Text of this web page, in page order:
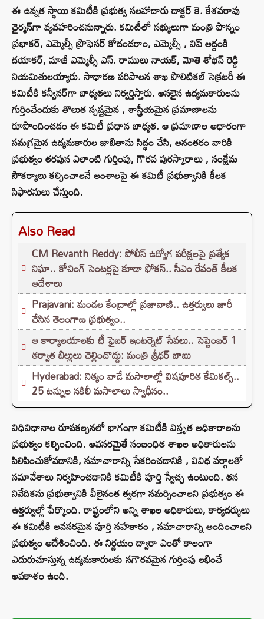
ఈ ఉన్నత స్థాయి కమిటీకి ప్రభుత్వ సలహాదారు డాక్టర్ కె. కేశవరావు
ఛైర్మన్‌గా వ్యవహరించనున్నారు. కమిటీలో సభ్యులుగా మంత్రి పొన్నం
ప్రభాకర్, ఎమ్మెల్సీ ప్రొఫెసర్ కోదండరాం, ఎమ్మెల్సీ , విప్ అద్దంకి
దయాకర్, మాజీ ఎమ్మెల్సీ ఎస్. రాములు నాయక్, మోతె శోభన్ రెడ్డి
నియమితులయ్యారు. సాధారణ పరిపాలన శాఖ పొలిటికల్ సెక్రటరీ ఈ
కమిటీకి కన్వీనర్‌గా బాధ్యతలు నిర్వర్తిస్తారు. అసలైన ఉద్యమకారులను
గుర్తించేందుకు తొలుత స్పష్టమైన , శాస్త్రీయమైన ప్రమాణాలను
రూపొందించడం ఈ కమిటీ ప్రధాన బాధ్యత. ఆ ప్రమాణాల ఆధారంగా
సమగ్రమైన ఉద్యమకారుల జాబితాను సిద్ధం చేసి, అనంతరం వారికి
ప్రభుత్వం తరపున ఎలాంటి గుర్తింపు, గౌరవ పురస్కారాలు , సంక్షేమ
సౌకర్యాలు కల్పించాలనే అంశాలపై ఈ కమిటీ ప్రభుత్వానికి కీలక
సిఫారసులు చేస్తుంది.
Also Read
CM Revanth Reddy: పోలీస్ ఉద్యోగ పరీక్షలపై ప్రత్యేక
నిఘా.. కోచింగ్ సెంటర్లపై కూడా ఫోకస్.. సీఎం రేవంత్ కీలక
ఆదేశాలు
Prajavani: మండల కేంద్రాల్లో ప్రజావాణి.. ఉత్తర్వులు జారీ
చేసిన తెలంగాణ ప్రభుత్వం..
ఆ కార్యాలయాలకు టీ ఫైబర్ ఇంటర్నెట్ సేవలు.. సెప్టెంబర్ 1
తర్వాత బిల్లులు చెల్లించొద్దు: మంత్రి శ్రీధర్ బాబు
Hyderabad: నిత్యం వాడే మసాలాల్లో విషపూరిత కేమికల్స్..
25 టన్నుల నకిలీ మసాలాలు స్వాధీనం..
విధివిధానాల రూపకల్పనలో భాగంగా కమిటీకి విస్తృత అధికారాలను
ప్రభుత్వం కల్పించింది. అవసరమైతే సంబంధిత శాఖల అధికారులను
పిలిపించుకోవడానికి, సమాచారాన్ని సేకరించడానికి , వివిధ వర్గాలతో
సమావేశాలు నిర్వహించడానికి కమిటీకి పూర్తి స్వేచ్ఛ ఉంటుంది. తన
నివేదికను ప్రభుత్వానికి వీలైనంత త్వరగా సమర్పించాలని ప్రభుత్వం ఈ
ఉత్తర్వుల్లో పేర్కొంది. రాష్ట్రంలోని అన్ని శాఖల అధికారులు, కార్యదర్శులు
ఈ కమిటీకి అవసరమైన పూర్తి సహకారం , సమాచారాన్ని అందించాలని
ప్రభుత్వం ఆదేశించింది. ఈ నిర్ణయం ద్వారా ఎంతో కాలంగా
ఎదురుచూస్తున్న ఉద్యమకారులకు సగౌరవమైన గుర్తింపు లభించే
అవకాశం ఉంది.